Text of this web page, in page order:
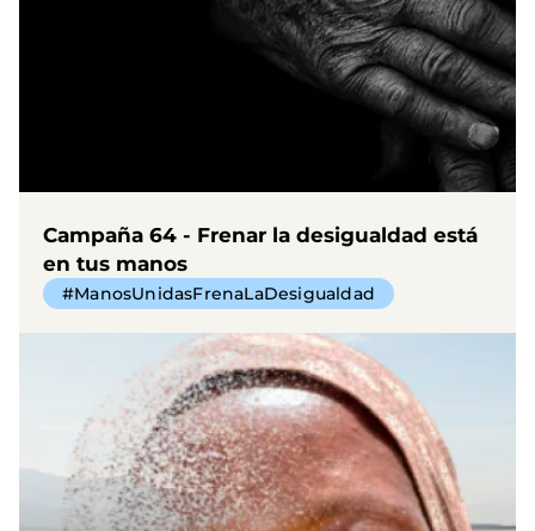
Campaña 64 - Frenar la desigualdad está
en tus manos
#ManosUnidasFrenaLaDesigualdad